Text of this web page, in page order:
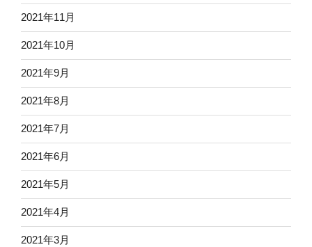
2021年11月
2021年10月
2021年9月
2021年8月
2021年7月
2021年6月
2021年5月
2021年4月
2021年3月